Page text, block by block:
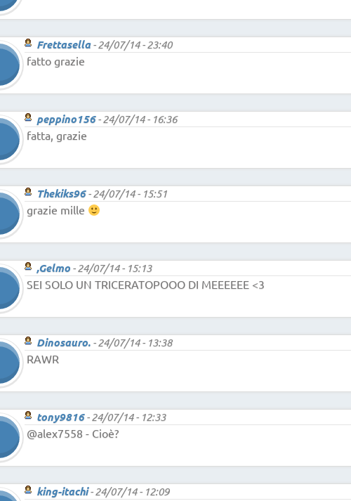
Frettasella-24/07/14 - 23:40
fatto grazie
peppino156-24/07/14 - 16:36
fatta, grazie
Thekiks96-24/07/14 - 15:51
grazie mille
,Gelmo-24/07/14 - 15:13
SEI SOLO UN TRICERATOPOOO DI MEEEEEE <3
Dinosauro.-24/07/14 - 13:38
RAWR
tony9816-24/07/14 - 12:33
@alex7558 - Cioè?
king-itachi-24/07/14 - 12:09